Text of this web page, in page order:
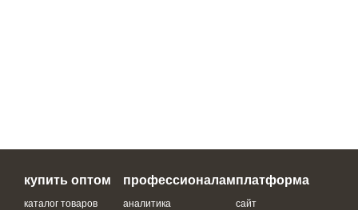
купить оптом
каталог товаров
профессионалам
аналитика
платформа
сайт